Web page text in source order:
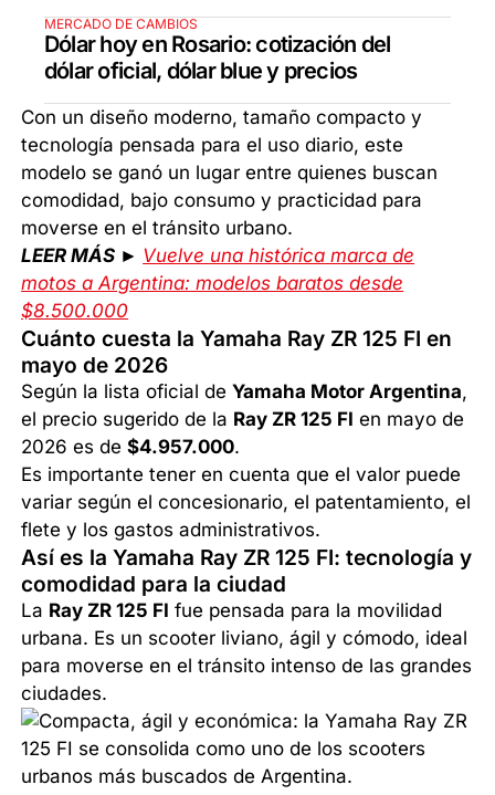
MERCADO DE CAMBIOS
Dólar hoy en Rosario: cotización del
dólar oficial, dólar blue y precios
Con un diseño moderno, tamaño compacto y
tecnología pensada para el uso diario, este
modelo se ganó un lugar entre quienes buscan
comodidad, bajo consumo y practicidad para
moverse en el tránsito urbano.
LEER MÁS ► Vuelve una histórica marca de
motos a Argentina: modelos baratos desde
$8.500.000
Cuánto cuesta la Yamaha Ray ZR 125 FI en
mayo de 2026
Según la lista oficial deYamaha Motor Argentina,
el precio sugerido de la Ray ZR 125 FI en mayo de
2026 es de$4.957.000.
Es importante tener en cuenta que el valor puede
variar según el concesionario, el patentamiento, el
flete y los gastos administrativos.
Así es la Yamaha Ray ZR 125 FI: tecnología y
comodidad para la ciudad
La Ray ZR 125 FI fue pensada para la movilidad
urbana. Es un scooter liviano, ágil y cómodo, ideal
para moverse en el tránsito intenso de las grandes
ciudades.